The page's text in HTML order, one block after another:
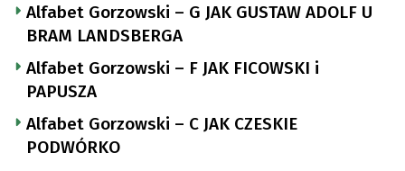
Alfabet Gorzowski – G JAK GUSTAW ADOLF U
BRAM LANDSBERGA
Alfabet Gorzowski – F JAK FICOWSKI i
PAPUSZA
Alfabet Gorzowski – C JAK CZESKIE
PODWÓRKO